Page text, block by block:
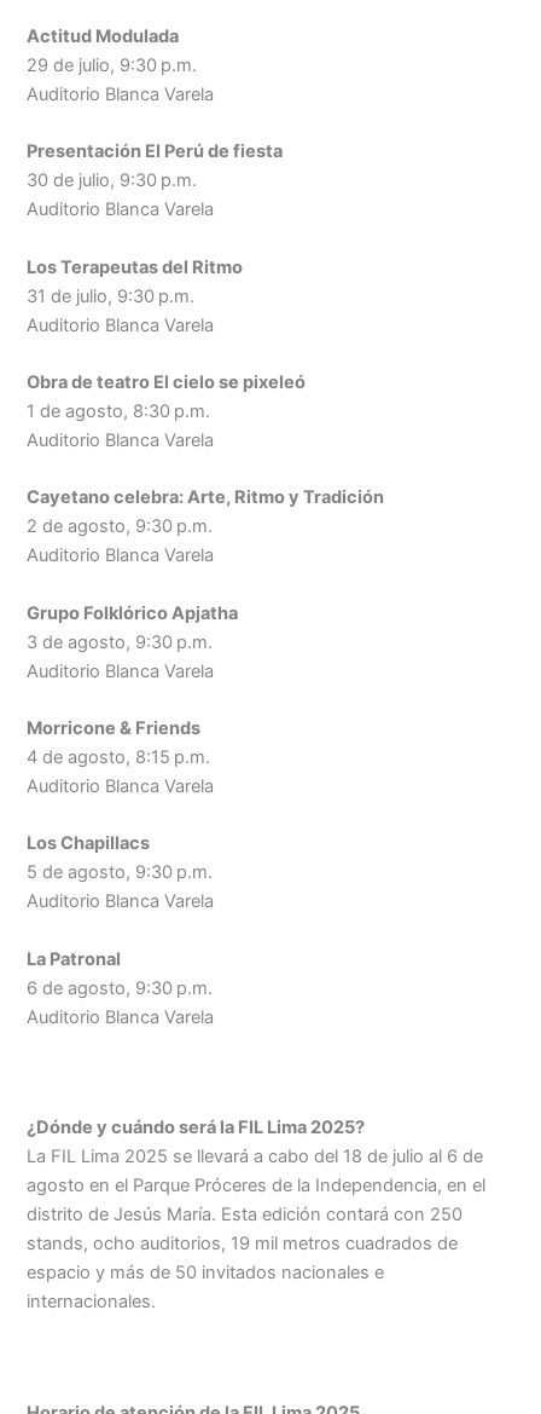
Actitud Modulada
29 de julio, 9:30 p.m.
Auditorio Blanca Varela
Presentación El Perú de fiesta
30 de julio, 9:30 p.m.
Auditorio Blanca Varela
Los Terapeutas del Ritmo
31 de julio, 9:30 p.m.
Auditorio Blanca Varela
Obra de teatro El cielo se pixeleó
1 de agosto, 8:30 p.m.
Auditorio Blanca Varela
Cayetano celebra: Arte, Ritmo y Tradición
2 de agosto, 9:30 p.m.
Auditorio Blanca Varela
Grupo Folklórico Apjatha
3 de agosto, 9:30 p.m.
Auditorio Blanca Varela
Morricone & Friends
4 de agosto, 8:15 p.m.
Auditorio Blanca Varela
Los Chapillacs
5 de agosto, 9:30 p.m.
Auditorio Blanca Varela
La Patronal
6 de agosto, 9:30 p.m.
Auditorio Blanca Varela
¿Dónde y cuándo será la FIL Lima 2025?
La FIL Lima 2025 se llevará a cabo del 18 de julio al 6 de
agosto en el Parque Próceres de la Independencia, en el
distrito de Jesús María. Esta edición contará con 250
stands, ocho auditorios, 19 mil metros cuadrados de
espacio y más de 50 invitados nacionales e
internacionales.